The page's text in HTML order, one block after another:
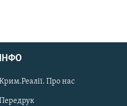
ІНФО
Про нас